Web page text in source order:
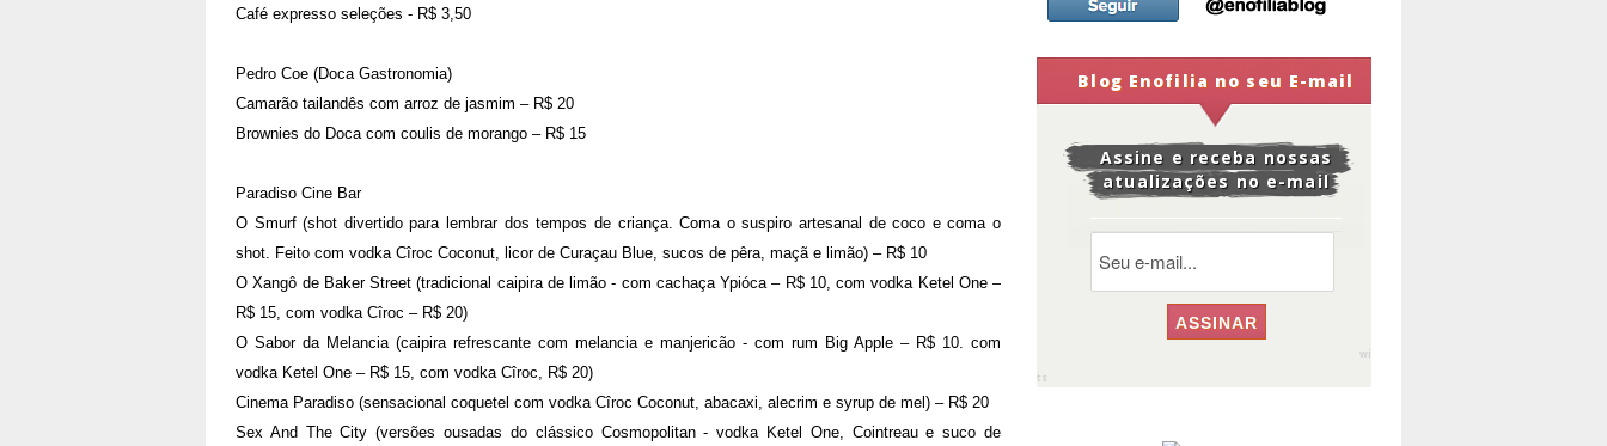
Café expresso seleções - R$ 3,50
Pedro Coe (Doca Gastronomia)
Camarão tailandês com arroz de jasmim – R$ 20
Brownies do Doca com coulis de morango – R$ 15
Paradiso Cine Bar
O Smurf (shot divertido para lembrar dos tempos de criança. Coma o suspiro artesanal de coco e coma o
shot. Feito com vodka Cîroc Coconut, licor de Curaçau Blue, sucos de pêra, maçã e limão) – R$ 10
O Xangô de Baker Street (tradicional caipira de limão - com cachaça Ypióca – R$ 10, com vodka Ketel One –
R$ 15, com vodka Cîroc – R$ 20)
O Sabor da Melancia (caipira refrescante com melancia e manjericão - com rum Big Apple – R$ 10. com
vodka Ketel One – R$ 15, com vodka Cîroc, R$ 20)
Cinema Paradiso (sensacional coquetel com vodka Cîroc Coconut, abacaxi, alecrim e syrup de mel) – R$ 20
Sex And The City (versões ousadas do clássico Cosmopolitan - vodka Ketel One, Cointreau e suco de
Blog Enofilia no seu E-mail
Assine e receba nossas
atualizações no e-mail
widge
ts